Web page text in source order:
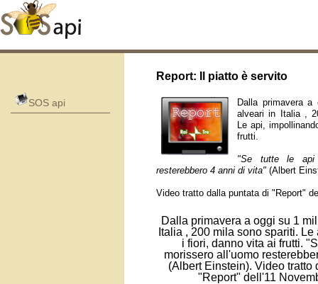
Report: Il piatto è servito
Dalla primavera
alveari in Italia ,
Le api,
frutti.
"Se tutte le api
resterebbero 4 anni di vita" (Albert
Video tratto dalla puntata di "Report"
Dalla primavera a oggi su 1
Italia , 200 mila sono spariti.
i fiori, danno vita ai frutti.
morissero all'uomo
(Albert Einstein). Video tratto
"Report" dell'11
SOS api